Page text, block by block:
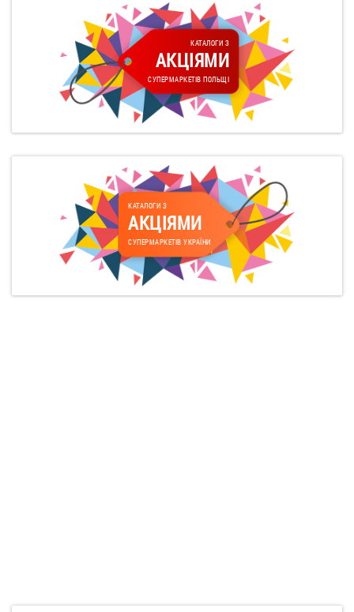
КАТАЛОГИ З
АКЦІЯМИ
СУПЕРМАРКЕТІВ ПОЛЬЩІ
КАТАЛОГИ З
АКЦІЯМИ
СУПЕРМАРКЕТІВ УКРАЇНИ